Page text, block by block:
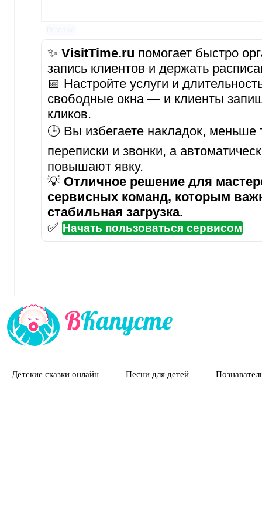
✨ VisitTime.ru помогает быстро
запись клиентов и держать
📅 Настройте услуги и
свободные окна — и клиенты
кликов.
🕒 Вы избегаете накладок, меньше
переписки и звонки, а
повышают явку.
💡 Отличное решение для
сервисных команд, которым
стабильная загрузка.
✅ Начать пользоваться сервисом
Детские сказки онлайн Песни для детей